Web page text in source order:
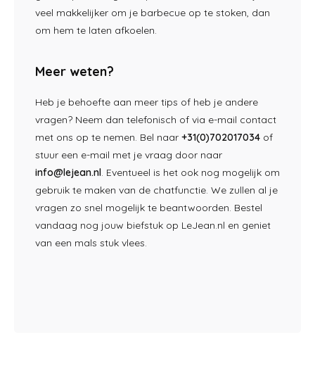
veel makkelijker om je barbecue op te stoken, dan
om hem te laten afkoelen.
Meer weten?
Heb je behoefte aan meer tips of heb je andere
vragen? Neem dan telefonisch of via e-mail contact
met ons op te nemen. Bel naar +31(0)702017034 of
stuur een e-mail met je vraag door naar
info@lejean.nl. Eventueel is het ook nog mogelijk om
gebruik te maken van de chatfunctie. We zullen al je
vragen zo snel mogelijk te beantwoorden. Bestel
vandaag nog jouw biefstuk op LeJean.nl en geniet
van een mals stuk vlees.